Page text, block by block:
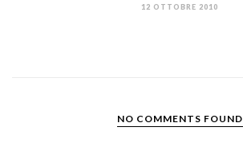
12 OTTOBRE 2010
NO COMMENTS FOUND